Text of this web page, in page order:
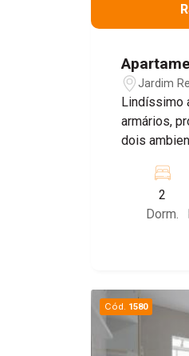
Jardim
Claro/SP
Lindíssimo
armários,
dois
sacada,
servico
2
Dorm.
Cód. 1580